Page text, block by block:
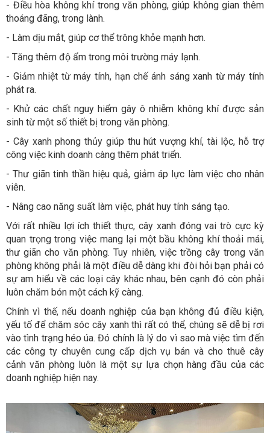
- Điều hòa không khí trong văn phòng, giúp không gian thêm
thoáng đãng, trong lành.
- Làm dịu mắt, giúp cơ thể trông khỏe mạnh hơn.
- Tăng thêm độ ẩm trong môi trường máy lạnh.
- Giảm nhiệt từ máy tính, hạn chế ánh sáng xanh từ máy tính
phát ra.
- Khử các chất nguy hiểm gây ô nhiễm không khí được sản
sinh từ một số thiết bị trong văn phòng.
- Cây xanh phong thủy giúp thu hút vượng khí, tài lộc, hỗ trợ
công việc kinh doanh càng thêm phát triển.
- Thư giãn tinh thần hiệu quả, giảm áp lực làm việc cho nhân
viên.
- Nâng cao năng suất làm việc, phát huy tính sáng tạo.
Với rất nhiều lợi ích thiết thực, cây xanh đóng vai trò cực kỳ
quan trọng trong việc mang lại một bầu không khí thoải mái,
thư giãn cho văn phòng. Tuy nhiên, việc trồng cây trong văn
phòng không phải là một điều dễ dàng khi đòi hỏi bạn phải có
sự am hiểu về các loại cây khác nhau, bên cạnh đó còn phải
luôn chăm bón một cách kỹ càng.
Chính vì thế, nếu doanh nghiệp của bạn không đủ điều kiện,
yếu tố để chăm sóc cây xanh thì rất có thể, chúng sẽ dễ bị rơi
vào tình trạng héo úa. Đó chính là lý do vì sao mà việc tìm đến
các công ty chuyên cung cấp dịch vụ bán và cho thuê cây
cảnh văn phòng luôn là một sự lựa chọn hàng đầu của các
doanh nghiệp hiện nay.